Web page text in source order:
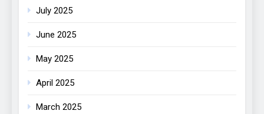
July 2025
June 2025
May 2025
April 2025
March 2025